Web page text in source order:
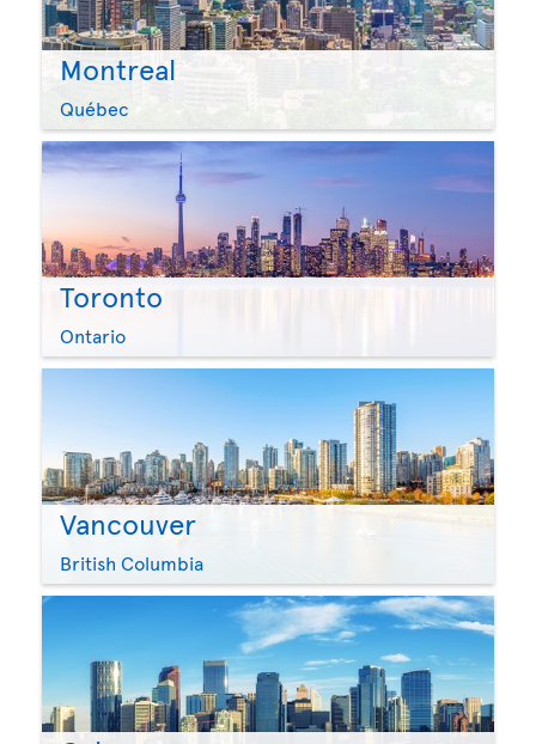
Montreal
Québec
Toronto
Ontario
Vancouver
British Columbia